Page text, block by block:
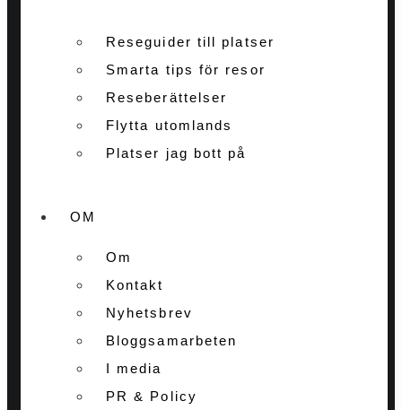
Reseguider till platser
Smarta tips för resor
Reseberättelser
Flytta utomlands
Platser jag bott på
OM
Om
Kontakt
Nyhetsbrev
Bloggsamarbeten
I media
PR & Policy